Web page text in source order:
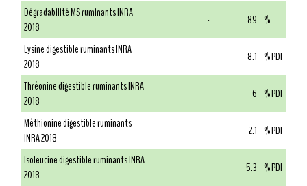
Dégradabilité MS ruminants INRA
2018
- 89 %
Lysine digestible ruminants INRA
2018
- 8.1 % PDI
Thréonine digestible ruminants INRA
2018
- 6 % PDI
Méthionine digestible ruminants
INRA 2018
- 2.1 % PDI
Isoleucine digestible ruminants INRA
2018
- 5.3 % PDI